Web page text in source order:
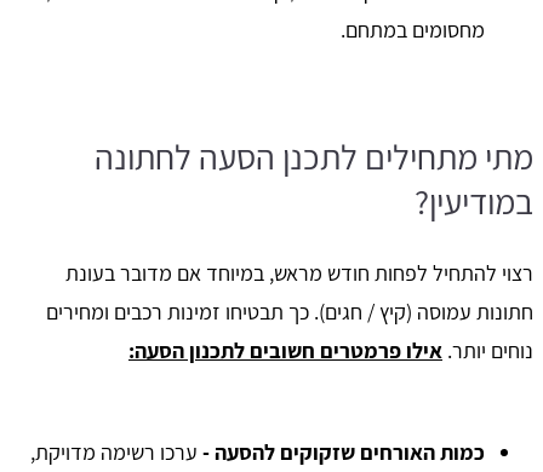
מחסומים במתחם.
מתי מתחילים לתכנן הסעה לחתונה
במודיעין?
רצוי להתחיל לפחות חודש מראש, במיוחד אם מדובר בעונת
חתונות עמוסה (קיץ / חגים). כך תבטיחו זמינות רכבים ומחירים
נוחים יותר. אילו פרמטרים חשובים לתכנון הסעה:
כמות האורחים שזקוקים להסעה - ערכו רשימה מדויקת,